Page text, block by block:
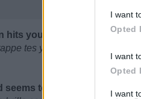
I want
Opted
I want
Opted
I want
hits you eye like a big pizza
tes yeux comme une
seems to shine like you've